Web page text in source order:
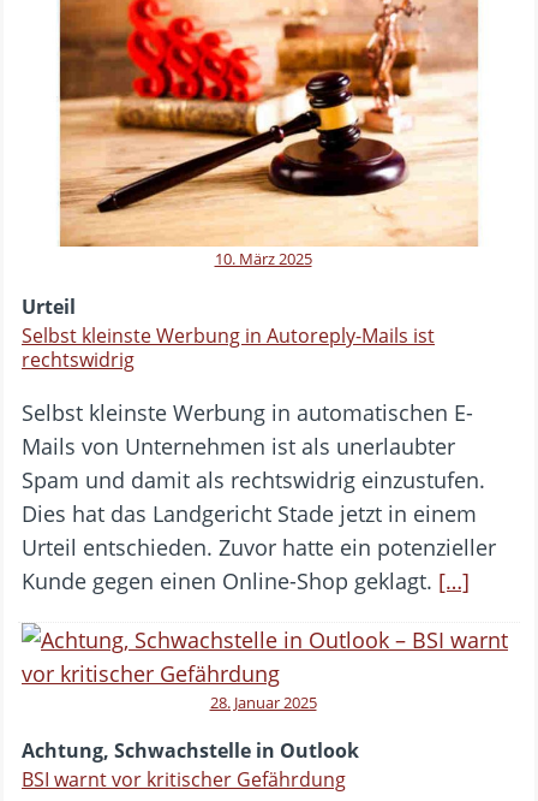
10. März 2025
Urteil
Selbst kleinste Werbung in Autoreply-Mails ist
rechtswidrig
Selbst kleinste Werbung in automatischen E-
Mails von Unternehmen ist als unerlaubter
Spam und damit als rechtswidrig einzustufen.
Dies hat das Landgericht Stade jetzt in einem
Urteil entschieden. Zuvor hatte ein potenzieller
Kunde gegen einen Online-Shop geklagt. […]
28. Januar 2025
Achtung, Schwachstelle in Outlook
BSI warnt vor kritischer Gefährdung